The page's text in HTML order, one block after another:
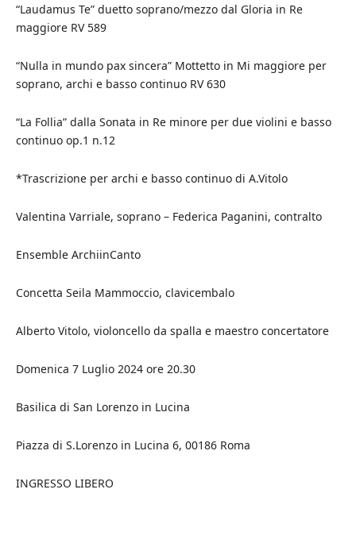
“Laudamus Te” duetto soprano/mezzo dal Gloria in Re
maggiore RV 589
“Nulla in mundo pax sincera” Mottetto in Mi maggiore per
soprano, archi e basso continuo RV 630
“La Follia” dalla Sonata in Re minore per due violini e basso
continuo op.1 n.12
*Trascrizione per archi e basso continuo di A.Vitolo
Valentina Varriale, soprano – Federica Paganini, contralto
Ensemble ArchiinCanto
Concetta Seila Mammoccio, clavicembalo
Alberto Vitolo, violoncello da spalla e maestro concertatore
Domenica 7 Luglio 2024 ore 20.30
Basilica di San Lorenzo in Lucina
Piazza di S.Lorenzo in Lucina 6, 00186 Roma
INGRESSO LIBERO